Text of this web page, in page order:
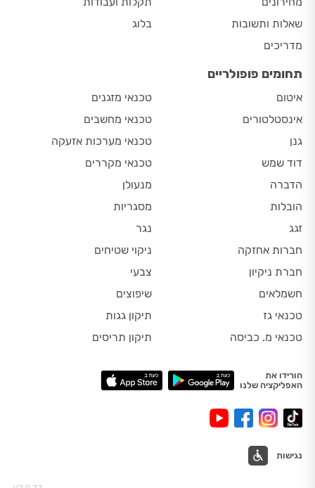
שאלות ותשובות
מדריכים
בלוג
תחומים פופולריים
איטום
אינסטלטורים
גנן
דוד שמש
הדברה
הובלות
זגג
חברות אחזקה
חברת ניקיון
חשמלאים
טכנאי גז
טכנאי מ. כביסה
טכנאי מזגנים
טכנאי מחשבים
טכנאי מערכות אזעקה
טכנאי מקררים
מנעולן
מסגריות
נגר
ניקוי שטיחים
צבעי
שיפוצים
תיקון גגות
תיקון תריסים
הורידו את
האפליקציה שלנו
נגישות